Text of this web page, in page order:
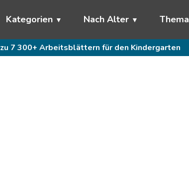
Kategorien Nach Alter Thema
zu 7 300+ Arbeitsblättern für den Kindergarten